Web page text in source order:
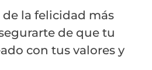
de la felicidad más
de que tu
con tus valores y